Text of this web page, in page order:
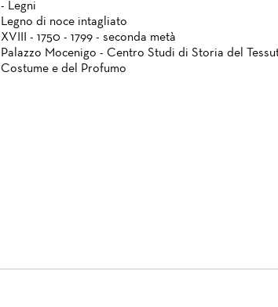
- Legni
Legno di noce intagliato
XVIII - 1750 - 1799 - seconda metà
Palazzo Mocenigo - Centro Studi di Storia del
Costume e del Profumo